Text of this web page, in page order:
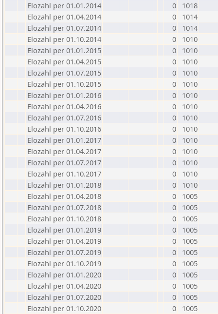
Elozahl per 01.01.2014
0
1018
Elozahl per 01.04.2014
0
1014
Elozahl per 01.07.2014
0
1014
Elozahl per 01.10.2014
0
1010
Elozahl per 01.01.2015
0
1010
Elozahl per 01.04.2015
0
1010
Elozahl per 01.07.2015
0
1010
Elozahl per 01.10.2015
0
1010
Elozahl per 01.01.2016
0
1010
Elozahl per 01.04.2016
0
1010
Elozahl per 01.07.2016
0
1010
Elozahl per 01.10.2016
0
1010
Elozahl per 01.01.2017
0
1010
Elozahl per 01.04.2017
0
1010
Elozahl per 01.07.2017
0
1010
Elozahl per 01.10.2017
0
1010
Elozahl per 01.01.2018
0
1010
Elozahl per 01.04.2018
0
1005
Elozahl per 01.07.2018
0
1005
Elozahl per 01.10.2018
0
1005
Elozahl per 01.01.2019
0
1005
Elozahl per 01.04.2019
0
1005
Elozahl per 01.07.2019
0
1005
Elozahl per 01.10.2019
0
1005
Elozahl per 01.01.2020
0
1005
Elozahl per 01.04.2020
0
1005
Elozahl per 01.07.2020
0
1005
Elozahl per 01.10.2020
0
1005